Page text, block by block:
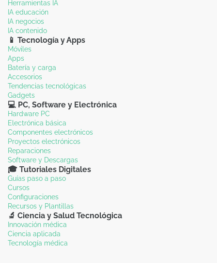
Herramientas IA
IA educación
IA negocios
IA contenido
📱 Tecnología y Apps
Móviles
Apps
Batería y carga
Accesorios
Tendencias tecnológicas
Gadgets
💻 PC, Software y Electrónica
Hardware PC
Electrónica básica
Componentes electrónicos
Proyectos electrónicos
Reparaciones
Software y Descargas
🎓 Tutoriales Digitales
Guías paso a paso
Cursos
Configuraciones
Recursos y Plantillas
🔬 Ciencia y Salud Tecnológica
Innovación médica
Ciencia aplicada
Tecnología médica